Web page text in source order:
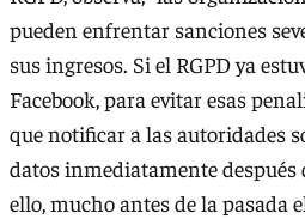
pueden enfrentar sanciones
sus ingresos. Si el RGPD ya
Facebook, para evitar esas
que notificar a las autoridades
datos inmediatamente después
ello, mucho antes de la pasada